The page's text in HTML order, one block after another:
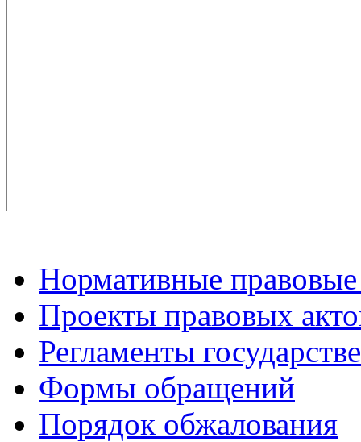
Нормативные
Проекты правовых
Регламенты
Формы обращений
Порядок обжалования